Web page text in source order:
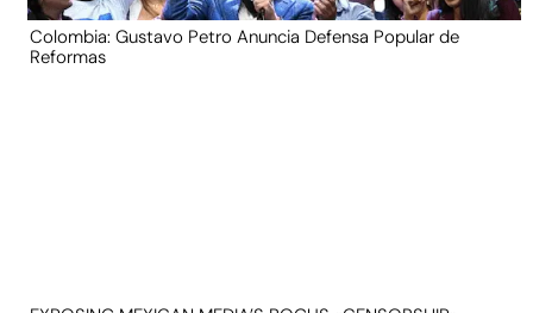
Colombia: Gustavo Petro Anuncia Defensa Popular de
Reformas